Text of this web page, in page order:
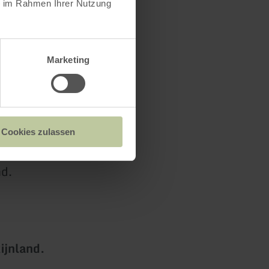
Rahmen Ihrer Nutzung
Marketing
Cookies zulassen